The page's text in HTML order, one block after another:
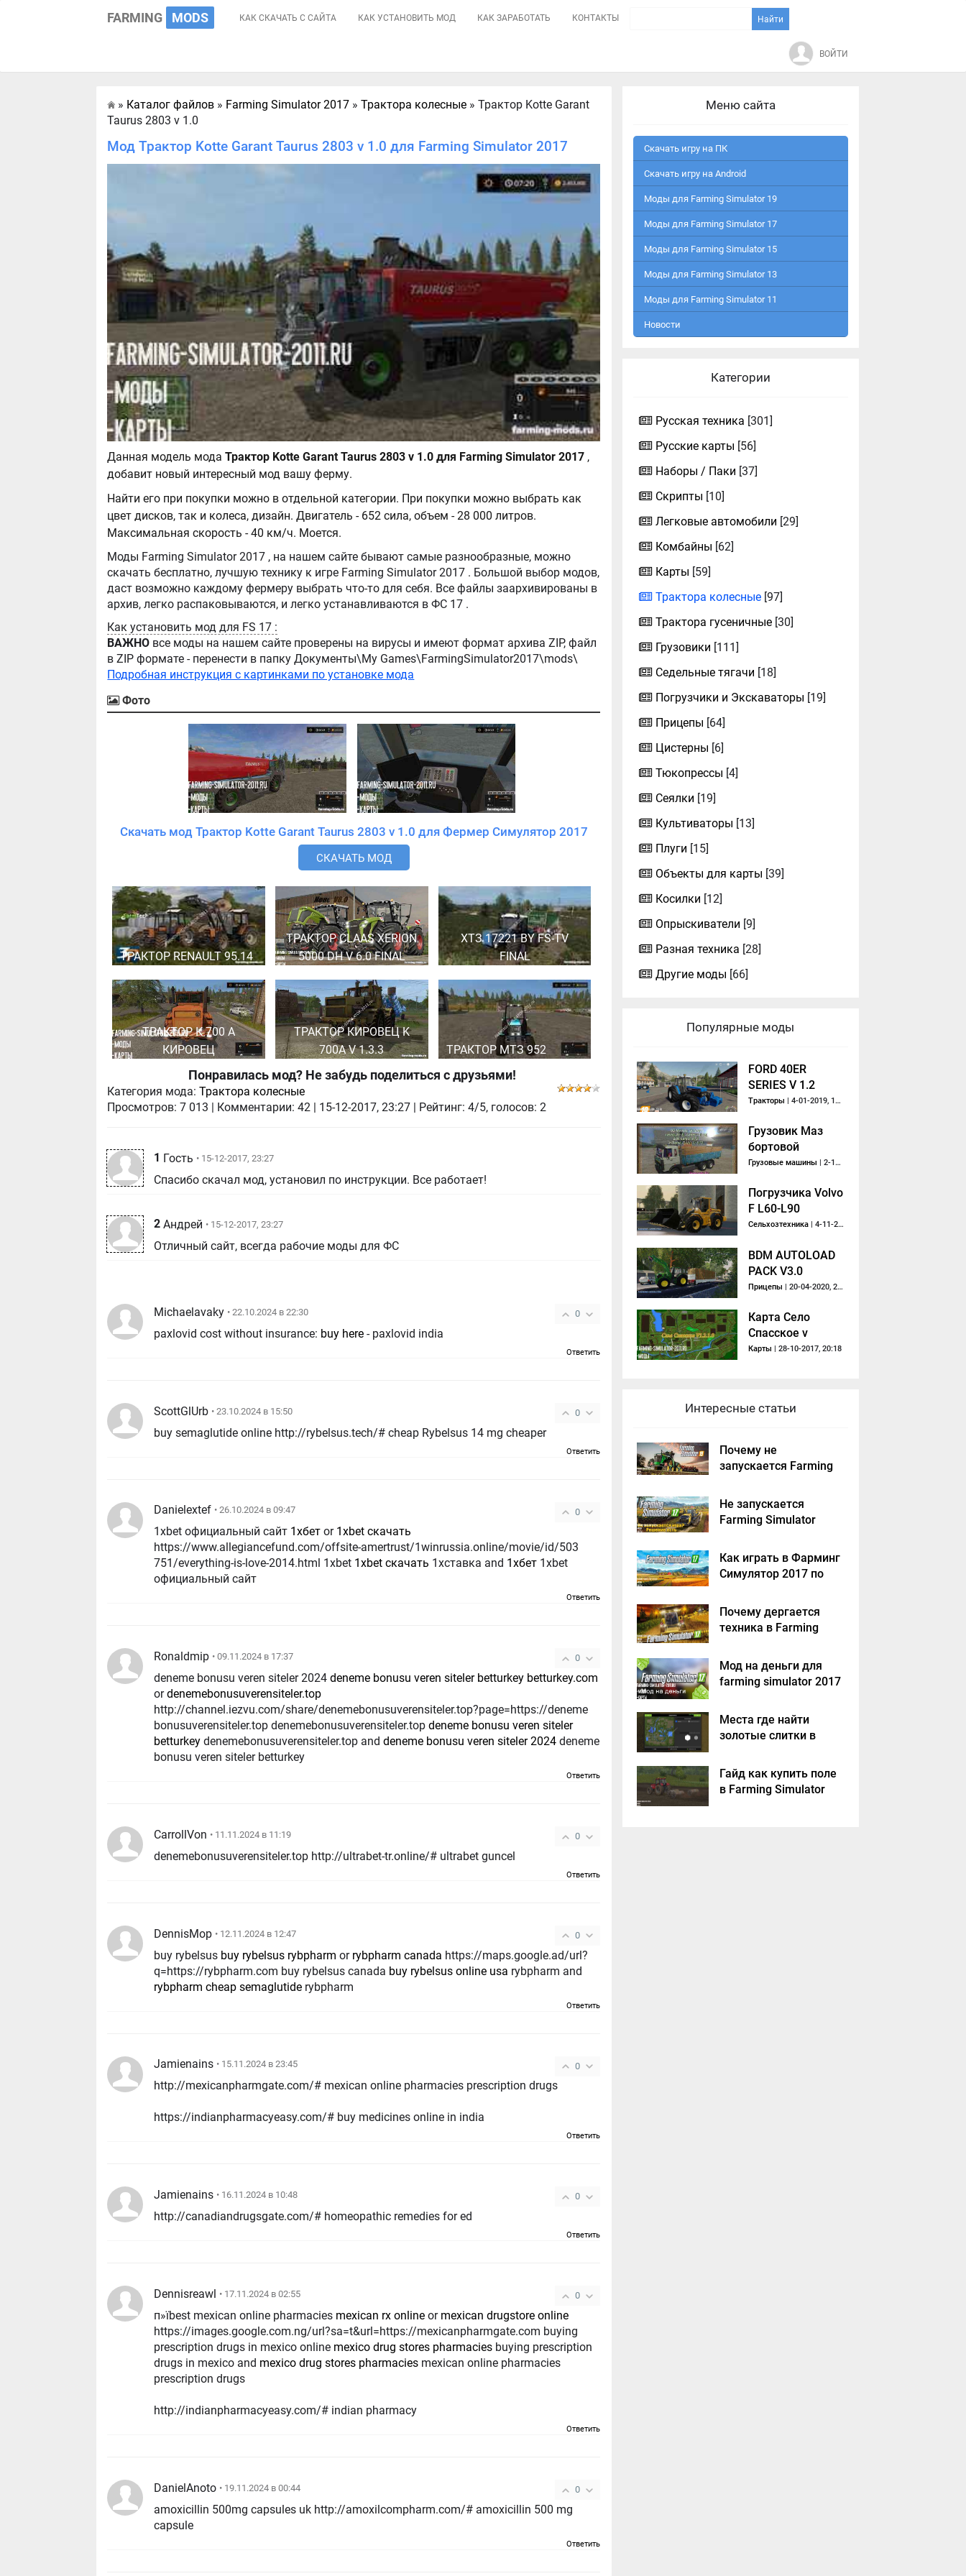
FARMING MODS КАК СКАЧАТЬ С САЙТА КАК УСТАНОВИТЬ МОД КАК ЗАРАБОТАТЬ КОНТАКТЫ
ВОЙТИ
Главная
» Каталог файлов » Farming Simulator 2017 »Трактора колесные » Трактор Kotte Garant
Taurus 2803 v 1.0
Мод Трактор Kotte Garant Taurus 2803 v 1.0 для Farming Simulator 2017
Данная модель мода Трактор Kotte Garant Taurus 2803 v 1.0 для Farming Simulator 2017 ,
добавит новый интересный мод вашу ферму.
Найти его при покупки можно в отдельной категории. При покупки можно выбрать как
цвет дисков, так и колеса, дизайн. Двигатель - 652 сила, объем - 28 000 литров.
Максимальная скорость - 40 км/ч. Моется.
Моды Farming Simulator 2017 , на нашем сайте бывают самые разнообразные, можно
скачать бесплатно, лучшую технику к игре Farming Simulator 2017 . Большой выбор модов,
даст возможно каждому фермеру выбрать что-то для себя. Все файлы заархивированы в
архив, легко распаковываются, и легко устанавливаются в ФС 17 .
Как установить мод для FS 17 :
ВАЖНО все моды на нашем сайте проверены на вирусы и имеют формат архива ZIP, файл
в ZIP формате - перенести в папку Документы\My Games\FarmingSimulator2017\mods\
Подробная инструкция с картинками по установке мода
Фото
Скачать мод Трактор Kotte Garant Taurus 2803 v 1.0 для Фермер Симулятор 2017
СКАЧАТЬ МОД
ТРАКТОР RENAULT 95.14
ТРАКТОР CLAAS XERION
5000 DH V 6.0 FINAL
ХТЗ 17221 BY FS-TV
FINAL
ТРАКТОР К 700 А
КИРОВЕЦ
ТРАКТОР КИРОВЕЦ K
700A V 1.3.3
ТРАКТОР МТЗ 952
Понравилась мод? Не забудь поделиться с друзьями!
Категория мода: Трактора колесные
Просмотров: 7 013 Комментарии: 42 15-12-2017, 23:27 | Рейтинг: 4/5, голосов:2
1 Гость • 15-12-2017, 23:27
Спасибо скачал мод, установил по инструкции. Все работает!
2 Андрей • 15-12-2017, 23:27
Отличный сайт, всегда рабочие моды для ФС
0
Michaelavaky • 22.10.2024 в 22:30
paxlovid cost without insurance: buy here - paxlovid india
Ответить
0
ScottGlUrb • 23.10.2024 в 15:50
buy semaglutide online http://rybelsus.tech/# cheap Rybelsus 14 mg cheaper
Ответить
0
Danielextef • 26.10.2024 в 09:47
1xbet официальный сайт 1хбет or 1xbet скачать
https://www.allegiancefund.com/offsite-amertrust/1winrussia.online/movie/id/503
751/everything-is-love-2014.html 1xbet 1xbet скачать 1хставка and 1хбет 1xbet
официальный сайт
Ответить
0
Ronaldmip • 09.11.2024 в 17:37
deneme bonusu veren siteler 2024deneme bonusu veren siteler betturkey betturkey.com
ordenemebonusuverensiteler.top
http://channel.iezvu.com/share/denemebonusuverensiteler.top?page=https://deneme
bonusuverensiteler.top denemebonusuverensiteler.topdeneme bonusu veren siteler
betturkey denemebonusuverensiteler.top anddeneme bonusu veren siteler 2024 deneme
bonusu veren siteler betturkey
Ответить
0
CarrollVon • 11.11.2024 в 11:19
denemebonusuverensiteler.top http://ultrabet-tr.online/# ultrabet guncel
Ответить
0
DennisMop • 12.11.2024 в 12:47
buy rybelsus buy rybelsus rybpharm or rybpharm canada
q=https://rybpharm.com buy rybelsus canada buy rybelsus online usa rybpharm and
rybpharm cheap semaglutide rybpharm
Ответить
0
Jamienains • 15.11.2024 в 23:45
http://mexicanpharmgate.com/# mexican online pharmacies prescription drugs
https://indianpharmacyeasy.com/# buy medicines online in india
Ответить
0
Jamienains • 16.11.2024 в 10:48
http://canadiandrugsgate.com/# homeopathic remedies for ed
Ответить
0
Dennisreawl • 17.11.2024 в 02:55
п»їbest mexican online pharmacies mexican rx online or mexican drugstore online
https://images.google.com.ng/url?sa=t&url=https://mexicanpharmgate.com buying
prescription drugs in mexico online mexico drug stores pharmacies buying prescription
drugs in mexico and mexico drug stores pharmacies mexican online pharmacies
prescription drugs
http://indianpharmacyeasy.com/# indian pharmacy
Ответить
0
DanielAnoto • 19.11.2024 в 00:44
amoxicillin 500mg capsules uk http://amoxilcompharm.com/# amoxicillin 500 mg
capsule
Ответить
Меню сайта
Скачать игру на ПК
Скачать игру на Android
Моды для Farming Simulator 19
Моды для Farming Simulator 17
Моды для Farming Simulator 15
Моды для Farming Simulator 13
Моды для Farming Simulator 11
Новости
Категории
Русская техника [301]
Русские карты [56]
Наборы / Паки [37]
Скрипты [10]
Легковые автомобили [29]
Комбайны [62]
Карты [59]
Трактора колесные [97]
Трактора гусеничные [30]
Грузовики [111]
Седельные тягачи [18]
Погрузчики и Экскаваторы [19]
Прицепы [64]
Цистерны [6]
Тюкопрессы [4]
Сеялки [19]
Культиваторы [13]
Плуги [15]
Объекты для карты [39]
Косилки [12]
Опрыскиватели [9]
Разная техника [28]
Другие моды [66]
Популярные моды
FORD 40ER
SERIES V 1.2
Тракторы | 4-01-2019, 11:57
Грузовик Маз
бортовой
Грузовые машины | 2-10-2013, 21:32
Погрузчика Volvo
F L60-L90
Сельхозтехника | 4-11-2019, 20:16
BDM AUTOLOAD
PACK V3.0
Прицепы | 20-04-2020, 20:28
Карта Село
Спасское v
1.2.1.0
Карты | 28-10-2017, 20:18
Интересные статьи
Почему не
запускается Farming
решение
Не запускается
Farming Simulator
Как играть в Фарминг
Симулятор 2017 по
Почему дергается
техника в Farming
Мод на деньги для
farming simulator 2017
Места где найти
золотые слитки в
2017?
Гайд как купить поле
в Farming Simulator